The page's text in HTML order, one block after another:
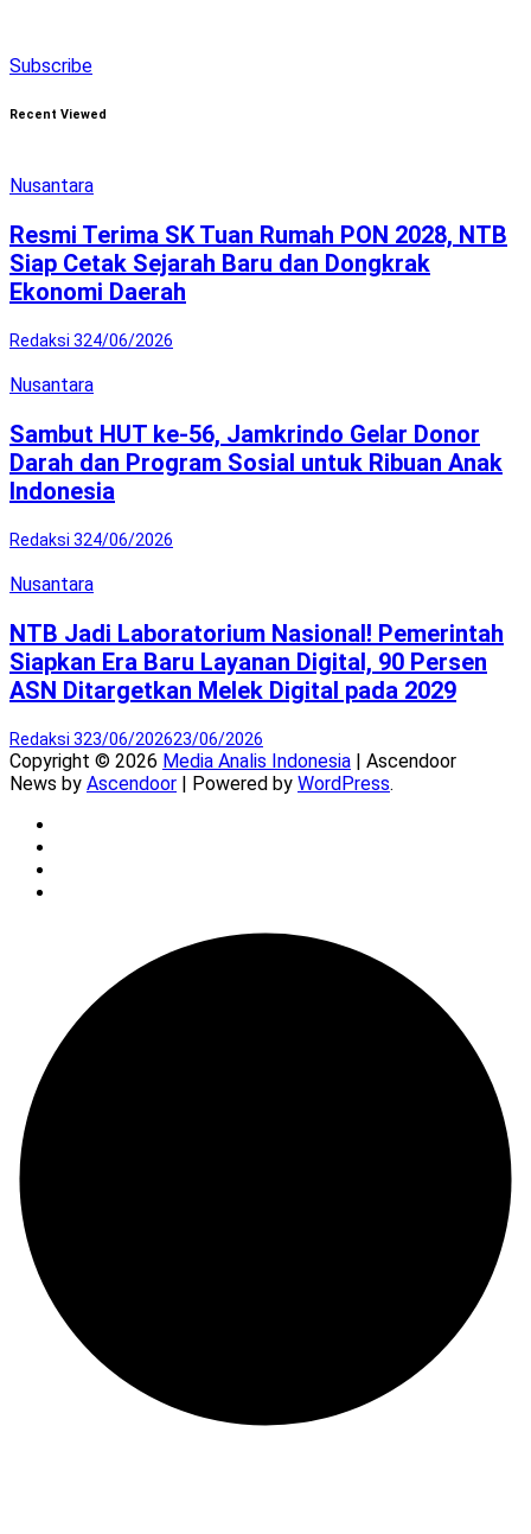
Subscribe
Recent Viewed
Nusantara
Resmi Terima SK Tuan Rumah PON 2028, NTB
Siap Cetak Sejarah Baru dan Dongkrak
Ekonomi Daerah
Redaksi 324/06/2026
Nusantara
Sambut HUT ke-56, Jamkrindo Gelar Donor
Darah dan Program Sosial untuk Ribuan Anak
Indonesia
Redaksi 324/06/2026
Nusantara
NTB Jadi Laboratorium Nasional! Pemerintah
Siapkan Era Baru Layanan Digital, 90 Persen
ASN Ditargetkan Melek Digital pada 2029
Redaksi 323/06/202623/06/2026
Copyright © 2026 Media Analis Indonesia | Ascendoor
News by Ascendoor | Powered by WordPress.